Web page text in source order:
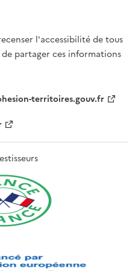
l'accessibilité de tous
partager ces informations
territoires.gouv.fr